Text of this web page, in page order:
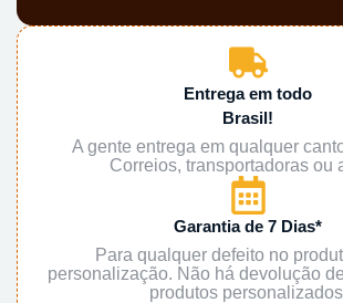
Entrega em todo
Brasil!
A gente entrega em qualquer
Correios, transportadoras ou
Garantia de 7 Dias*
Para qualquer defeito no
personalização. Não há devolução
produtos